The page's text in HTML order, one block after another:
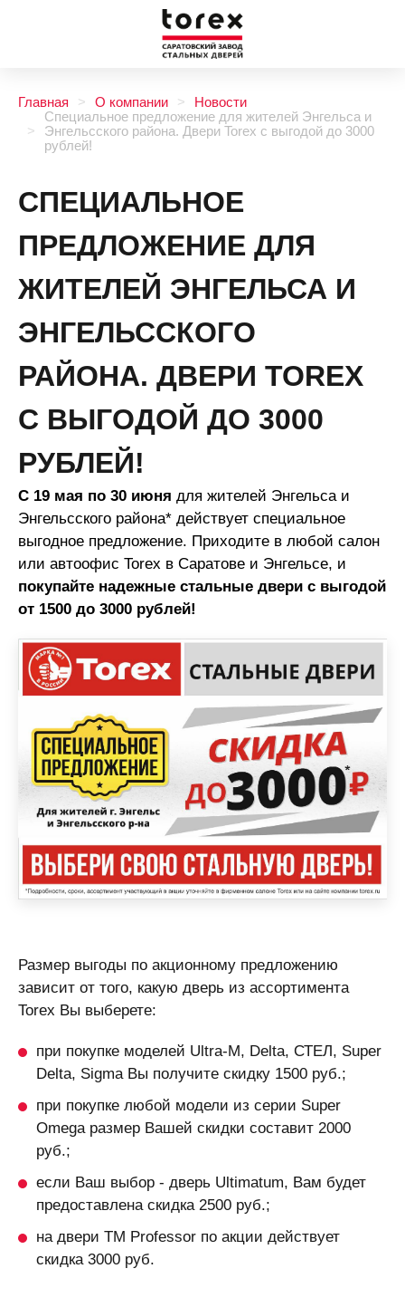
Главная О компании
Новости
Специальное предложение для жителей Энгельса и
Энгельсского района. Двери Torex с выгодой до 3000
рублей!
СПЕЦИАЛЬНОЕ
ПРЕДЛОЖЕНИЕ ДЛЯ
ЖИТЕЛЕЙ ЭНГЕЛЬСА И
ЭНГЕЛЬССКОГО
РАЙОНА. ДВЕРИ TOREX
С ВЫГОДОЙ ДО 3000
РУБЛЕЙ!
С 19 мая по 30 июня для жителей Энгельса и
Энгельсского района* действует специальное
выгодное предложение. Приходите в любой салон
или автоофис Torex в Саратове и Энгельсе, и
покупайте надежные стальные двери с выгодой
от 1500 до 3000 рублей!
Размер выгоды по акционному предложению
зависит от того, какую дверь из ассортимента
Torex Вы выберете:
при покупке моделей Ultra-M, Delta, СТЕЛ, Super
Delta, Sigma Вы получите скидку 1500 руб.;
при покупке любой модели из серии Super
Omega размер Вашей скидки составит 2000
руб.;
если Ваш выбор - дверь Ultimatum, Вам будет
предоставлена скидка 2500 руб.;
на двери ТМ Professor по акции действует
скидка 3000 руб.